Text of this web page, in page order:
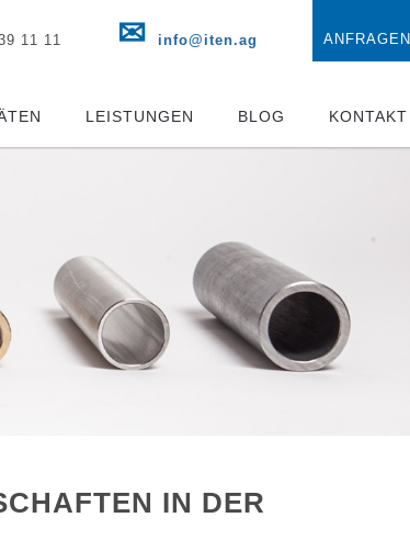
11 11 ✉ info@iten.ag ANFRAGEN
LEISTUNGEN BLOG KONTAKT
IN DER